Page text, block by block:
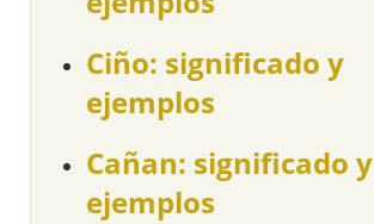
Ciño: significado y
ejemplos
Cañan: significado y
ejemplos